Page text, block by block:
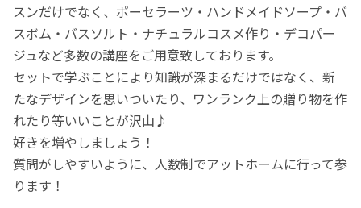
スンだけでなく、ポーセラーツ・ハンドメイドソープ・バ
スボム・バスソルト・ナチュラルコスメ作り・デコパー
ジュなど多数の講座をご用意致しております。
セットで学ぶことにより知識が深まるだけではなく、新
たなデザインを思いついたり、ワンランク上の贈り物を作
れたり等いいことが沢山♪
好きを増やしましょう！
質問がしやすいように、人数制でアットホームに行って参
ります！